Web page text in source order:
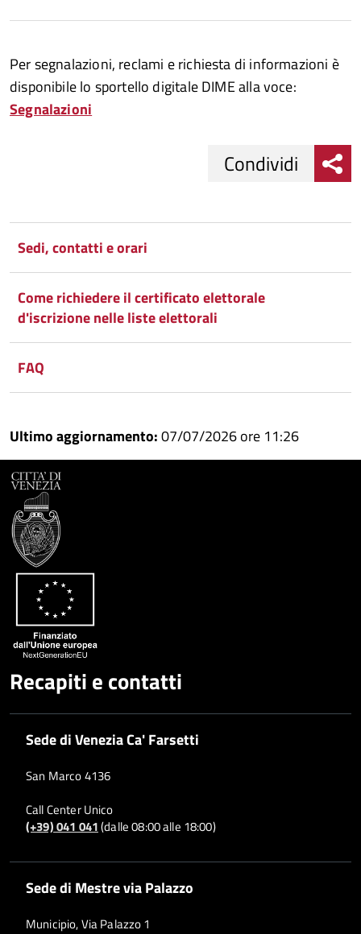
Per segnalazioni, reclami e richiesta di informazioni è
disponibile lo sportello digitale DIME alla voce:
Segnalazioni
Facebook
su
Twitter
Condividi
su
Google
Plus
Condividi
su
Whatsapp
Condividi
Sedi, contatti e orari
Come richiedere il certificato elettorale
d'iscrizione nelle liste elettorali
FAQ
Ultimo aggiornamento:07/07/2026 ore 11:26
Recapiti e contatti
Sede di Venezia Ca' Farsetti
San Marco 4136
Call Center Unico
(+39) 041 041(dalle 08:00 alle 18:00)
Sede di Mestre via Palazzo
Municipio, Via Palazzo 1